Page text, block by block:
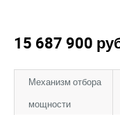
15 687 900
Механизм отбора
мощности